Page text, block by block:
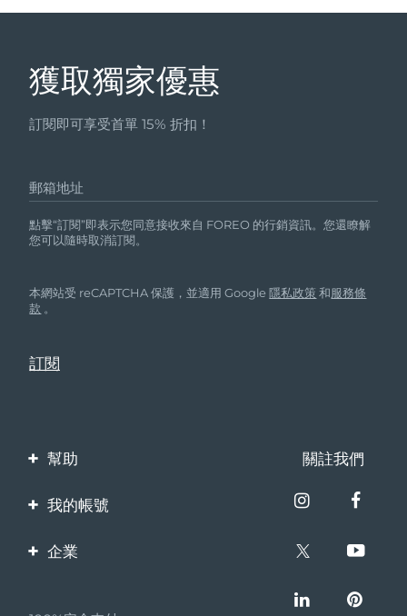
獲取獨家優惠
訂閱即可享受首單 15% 折扣！
郵箱地址
點擊“訂閱”即表示您同意接收來自 FOREO 的行銷資訊。您還瞭解
您可以隨時取消訂閱。
本網站受 reCAPTCHA 保護，並適用 Google隱私政策 和服務條
款 。
幫助
聯繫我們
關註我們
我的帳號
產品註冊
企業